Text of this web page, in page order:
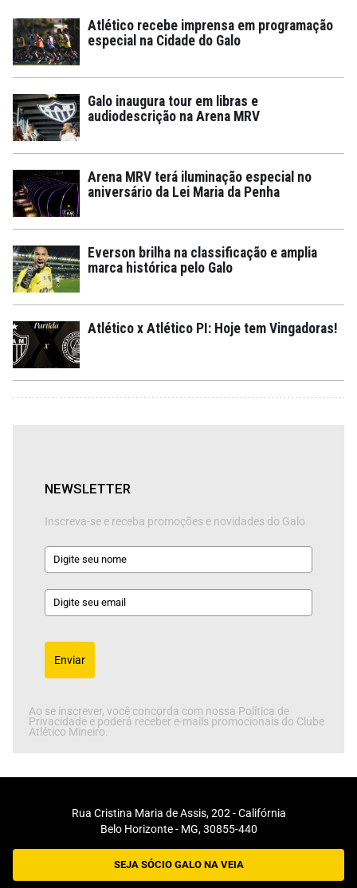
Atlético recebe imprensa em programação
especial na Cidade do Galo
Galo inaugura tour em libras e
audiodescrição na Arena MRV
Arena MRV terá iluminação especial no
aniversário da Lei Maria da Penha
Everson brilha na classificação e amplia
marca histórica pelo Galo
Atlético x Atlético PI: Hoje tem Vingadoras!
NEWSLETTER
Inscreva-se e receba promoções e novidades do Galo
Enviar
Ao se inscrever, você concorda com nossa Política de
Privacidade e poderá receber e-mails promocionais do Clube
Atlético Mineiro.
Rua Cristina Maria de Assis, 202 - Califórnia
Belo Horizonte - MG, 30855-440
SEJA SÓCIO GALO NA VEIA